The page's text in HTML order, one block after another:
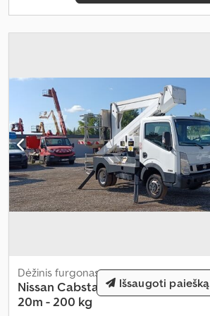
Dėžinis furgonas
Nissan Cabstar Palfinger P200A -
20m - 200 kg
Išsaugoti paiešką